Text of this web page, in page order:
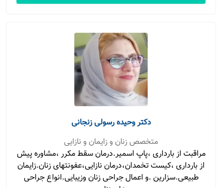
دکتر وحیده رسولی زنجانی
متخصص زنان و زایمان و نازایی
مراقبت از بارداری ،پاپ اسمیر.درمان سقط مکرر ،مشاوره پیش
از بارداری ،کیست تخمدان،درمان نازایی،عفونتهای زنان.زایمان
طبیعی.سزارین .و اعمال جراحی زنان وزیبایی.انواع جراحی